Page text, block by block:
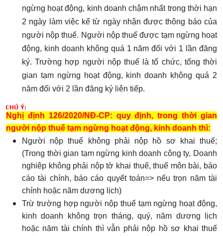
ngừng hoạt động, kinh doanh chậm nhất trong thời hạn
2 ngày làm việc kể từ ngày nhận được thông báo của
người nộp thuế. Người nộp thuế được tạm ngừng hoạt
động, kinh doanh không quá 1 năm đối với 1 lần đăng
ký. Trường hợp người nộp thuế là tổ chức, tổng thời
gian tạm ngừng hoạt động, kinh doanh không quá 2
năm đối với 2 lần đăng ký liên tiếp.
Nghị định 126/2020/NĐ-CP: quy định, trong thời gian
người nộp thuế tạm ngừng hoạt động, kinh doanh thì:
Người nộp thuế không phải nộp hồ sơ khai thuế;
(Trong thời gian tạm ngừng kinh doanh công ty, Doanh
nghiêp không phải nộp tờ khai thuế, thuế môn bài, báo
cáo tài chính, báo cáo quyết toán=> nếu trọn năm tài
chính hoặc năm dương lịch)
Trừ trường hợp người nộp thuế tạm ngừng hoạt động,
kinh doanh không trọn tháng, quý, năm dương lịch
hoặc năm tài chính thì vẫn phải nộp hồ sơ khai thuế